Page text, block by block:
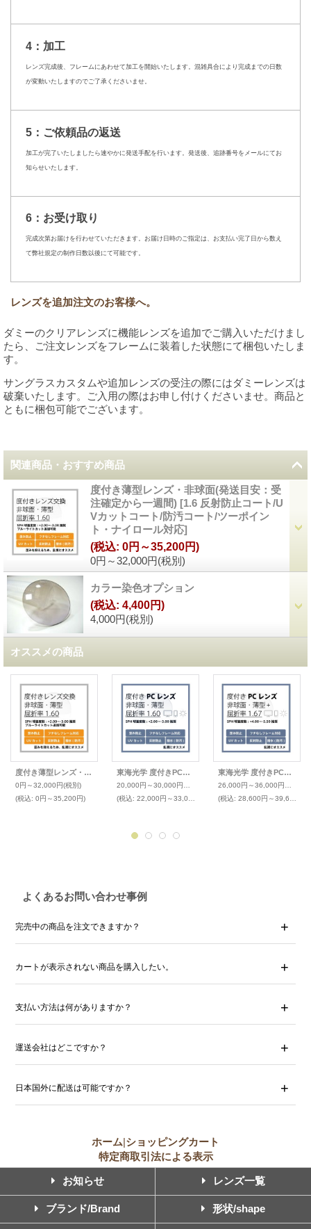
4：加工
レンズ完成後、フレームにあわせて加工を開始いたします。混雑具合により完成までの日数
が変動いたしますのでご了承くださいませ。
5：ご依頼品の返送
加工が完了いたしましたら速やかに発送手配を行います。発送後、追跡番号をメールにてお
知らせいたします。
6：お受け取り
完成次第お届けを行わせていただきます。お届け日時のご指定は、お支払い完了日から数え
て弊社規定の制作日数以後にて可能です。
レンズを追加注文のお客様へ。
ダミーのクリアレンズに機能レンズを追加でご購入いただけまし
たら、ご注文レンズをフレームに装着した状態にて梱包いたしま
す。
サングラスカスタムや追加レンズの受注の際にはダミーレンズは
破棄いたします。ご入用の際はお申し付けくださいませ。商品と
ともに梱包可能でございます。
関連商品・おすすめ商品
度付き薄型レンズ・非球面(発送目安：受
注確定から一週間) [1.6 反射防止コート/U
Vカットコート/防汚コート/ツーポイン
ト・ナイロール対応]
0円～32,000円(税別)
(税込: 0円～35,200円)
カラー染色オプション
4,000円(税別)
(税込: 4,400円)
オススメの商品
度付き薄型レンズ・非球面(発送目安：受注確定から一週間)
0円～32,000円(税別)
(税込: 0円～35,200円)
東海光学 度付きPCレンズ 非球面(発送目安：受注確定から一週間)
(税込: 22,000円～33,000円)
東海光学 度付きPCレンズ 非球面(発送目安：受注確定から一週間)
(税込: 28,600円～39,600円)
よくあるお問い合わせ事例
完売中の商品を注文できますか？
カートが表示されない商品を購入したい。
支払い方法は何がありますか？
運送会社はどこですか？
日本国外に配送は可能ですか？
ホーム|ショッピングカート
特定商取引法による表示
お知らせ レンズ一覧
ブランド/Brand 形状/shape